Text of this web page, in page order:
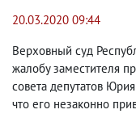
20.03.2020 09:44
Верховный суд
жалобу заместителя
совета депутатов
что его незаконно